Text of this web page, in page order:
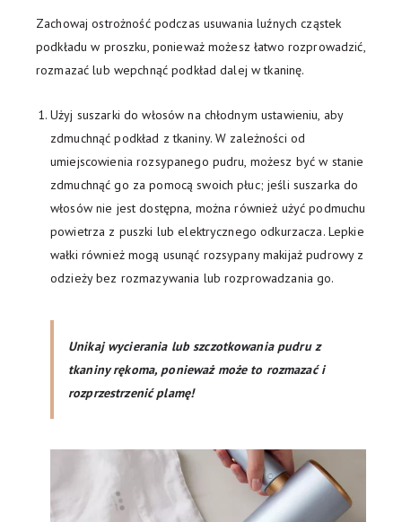
Zachowaj ostrożność podczas usuwania luźnych cząstek
podkładu w proszku, ponieważ możesz łatwo rozprowadzić,
rozmazać lub wepchnąć podkład dalej w tkaninę.
Użyj suszarki do włosów na chłodnym ustawieniu, aby
zdmuchnąć podkład z tkaniny. W zależności od
umiejscowienia rozsypanego pudru, możesz być w stanie
zdmuchnąć go za pomocą swoich płuc; jeśli suszarka do
włosów nie jest dostępna, można również użyć podmuchu
powietrza z puszki lub elektrycznego odkurzacza. Lepkie
wałki również mogą usunąć rozsypany makijaż pudrowy z
odzieży bez rozmazywania lub rozprowadzania go.
Unikaj wycierania lub szczotkowania pudru z
tkaniny rękoma, ponieważ może to rozmazać i
rozprzestrzenić plamę!